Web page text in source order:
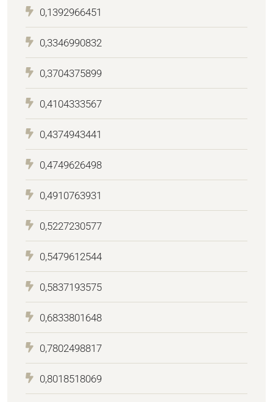
0,1392966451
0,3346990832
0,3704375899
0,4104333567
0,4374943441
0,4749626498
0,4910763931
0,5227230577
0,5479612544
0,5837193575
0,6833801648
0,7802498817
0,8018518069